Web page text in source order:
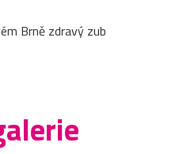
Brně zdravý zub